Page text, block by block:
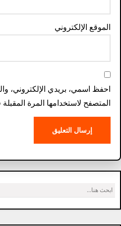
الموقع الإلكتروني
احفظ اسمي، بريدي الإلكتروني،
المتصفح لاستخدامها المرة